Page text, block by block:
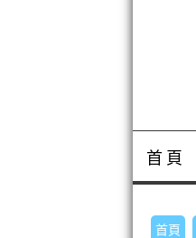
首頁
首頁